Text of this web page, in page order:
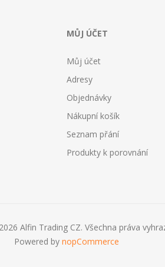
MŮJ ÚČET
Můj účet
Adresy
Objednávky
Nákupní košík
Seznam přání
Produkty k porovnání
Alfin Trading CZ. Všechna práva
Powered by nopCommerce